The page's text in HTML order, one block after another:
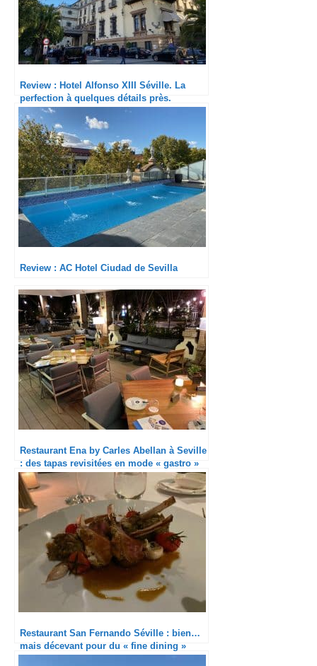
Review : Hotel Alfonso XIII Séville. La
perfection à quelques détails près.
Review : AC Hotel Ciudad de Sevilla
Restaurant Ena by Carles Abellan à Seville
: des tapas revisitées en mode « gastro »
Restaurant San Fernando Séville : bien…
mais décevant pour du « fine dining »